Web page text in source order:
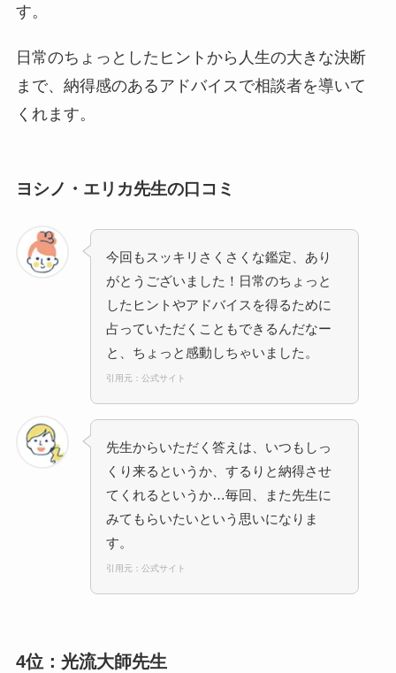
す。
日常のちょっとしたヒントから人生の大きな決断
まで、納得感のあるアドバイスで相談者を導いて
くれます。
ヨシノ・エリカ先生の口コミ
今回もスッキリさくさくな鑑定、あり
がとうございました！日常のちょっと
したヒントやアドバイスを得るために
占っていただくこともできるんだなー
と、ちょっと感動しちゃいました。
引用元：公式サイト
先生からいただく答えは、いつもしっ
くり来るというか、するりと納得させ
てくれるというか…毎回、また先生に
みてもらいたいという思いになりま
す。
引用元：公式サイト
4位：光流大師先生